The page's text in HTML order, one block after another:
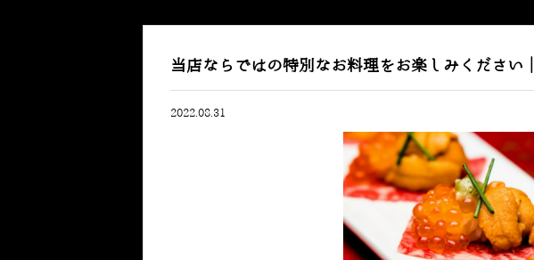
当店ならではの特別なお料理をお楽しみくださ
2022.08.31